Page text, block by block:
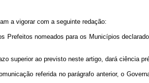
a vigorar com a seguinte redação:
Prefeitos nomeados para os Municípios
superior ao previsto neste artigo, dará ciência
referida no parágrafo anterior, o